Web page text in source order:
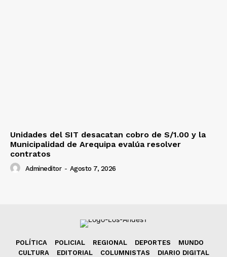
Unidades del SIT desacatan cobro de S/1.00 y la
Municipalidad de Arequipa evalúa resolver
contratos
Admineditor - Agosto 7, 2026
POLÍTICA POLICIAL REGIONAL DEPORTES
MUNDO
CULTURA
EDITORIAL COLUMNISTAS DIARIO DIGITAL